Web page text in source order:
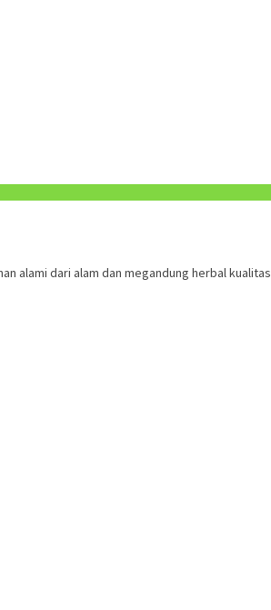
alami dari alam dan megandung herbal kualitas